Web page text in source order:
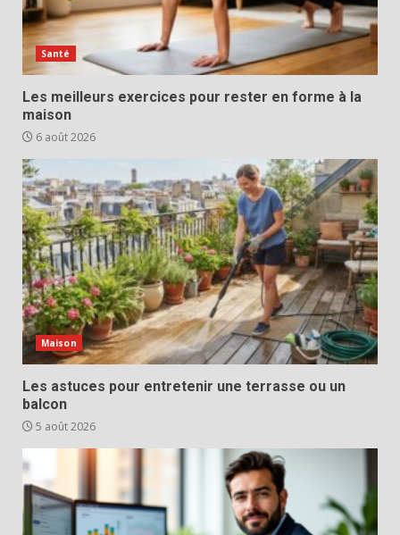
Santé
Les meilleurs exercices pour rester en forme à la
maison
6 août 2026
Maison
Les astuces pour entretenir une terrasse ou un
balcon
5 août 2026